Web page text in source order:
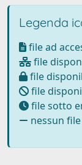
Legenda
file ad
file
file
file
file sotto
nessun